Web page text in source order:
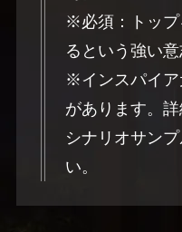
※必須：トップ
るという強い意
※インスパイア
があります。
シナリオサン
い。